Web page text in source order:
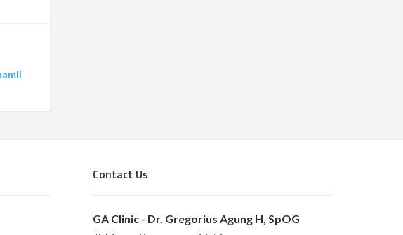
Contact Us
GA Clinic - Dr. Gregorius Agung H, SpOG